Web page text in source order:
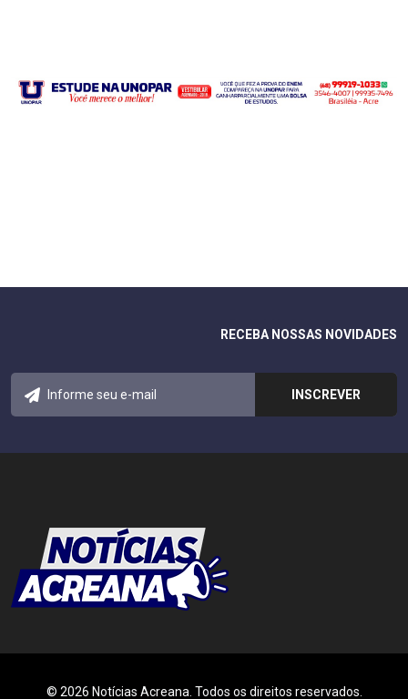
RECEBA NOSSAS NOVIDADES
© 2026 Notícias Acreana. Todos os direitos reservados.